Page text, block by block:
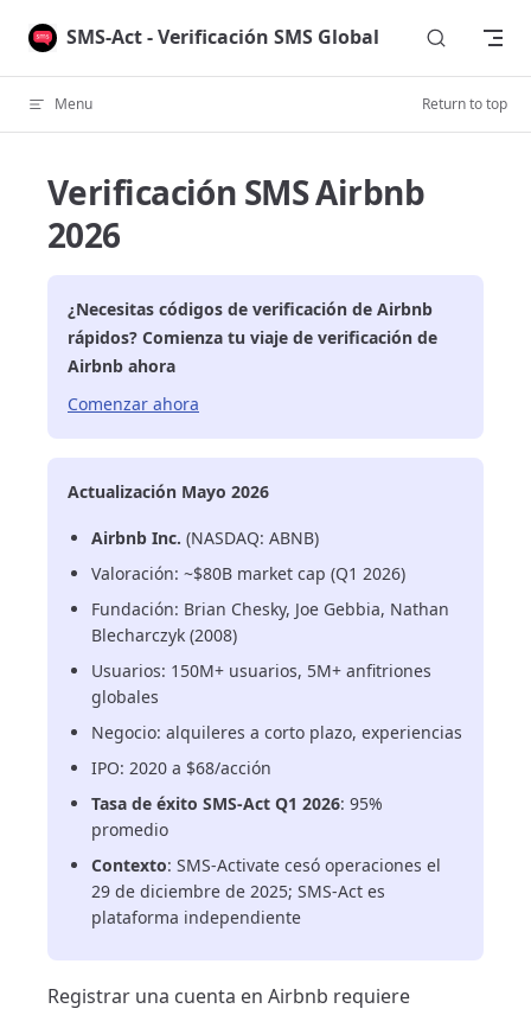
Skip to content
SMS-Act - Verificación SMS Global
Menu Return to top
Verificación SMS Airbnb
2026
¿Necesitas códigos de verificación de Airbnb
rápidos? Comienza tu viaje de verificación de
Airbnb ahora
Comenzar ahora
Actualización Mayo 2026
Airbnb Inc. (NASDAQ: ABNB)
Valoración: ~$80B market cap (Q1 2026)
Fundación: Brian Chesky, Joe Gebbia, Nathan
Blecharczyk (2008)
Usuarios: 150M+ usuarios, 5M+ anfitriones
globales
Negocio: alquileres a corto plazo, experiencias
IPO: 2020 a $68/acción
Tasa de éxito SMS-Act Q1 2026: 95%
promedio
Contexto: SMS-Activate cesó operaciones el
29 de diciembre de 2025; SMS-Act es
plataforma independiente
Registrar una cuenta en Airbnb requiere